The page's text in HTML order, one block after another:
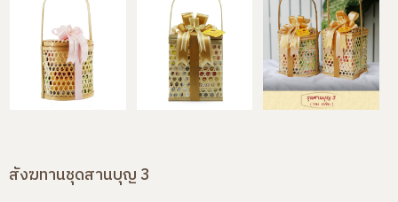
สังฆทานชุดสานบุญ 3